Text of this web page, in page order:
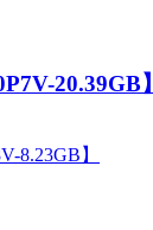
20.39GB】